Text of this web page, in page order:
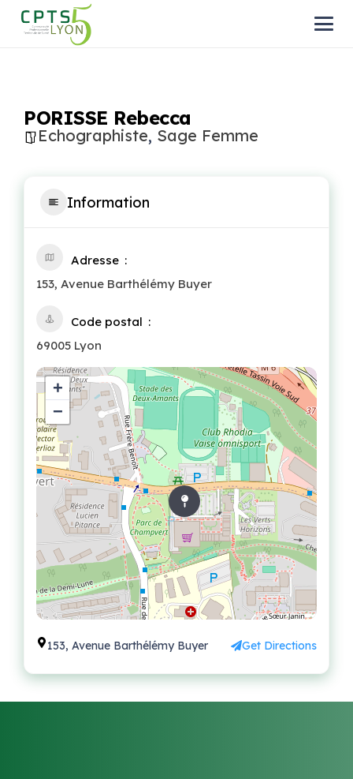
PORISSE Rebecca
Echographiste, Sage Femme
Information
Adresse
153, Avenue Barthélémy Buyer
Code postal
69005 Lyon
+
−
153, Avenue Barthélémy Buyer Get Directions